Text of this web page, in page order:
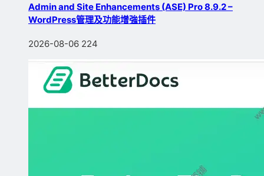
Admin and Site Enhancements (ASE) Pro 8.9.2 –
WordPress管理及功能增強插件
2026-08-06 224